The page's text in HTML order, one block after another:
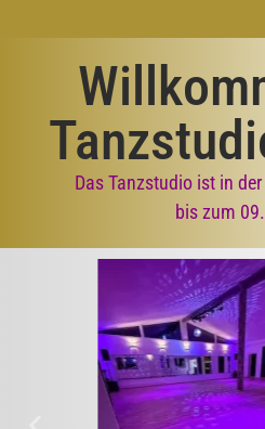
Das Tanzstudio ist in
bis zum